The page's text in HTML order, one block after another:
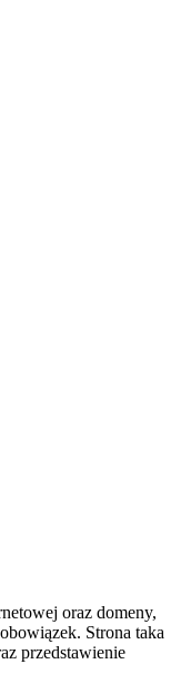
oraz domeny,
Strona taka
przedstawienie